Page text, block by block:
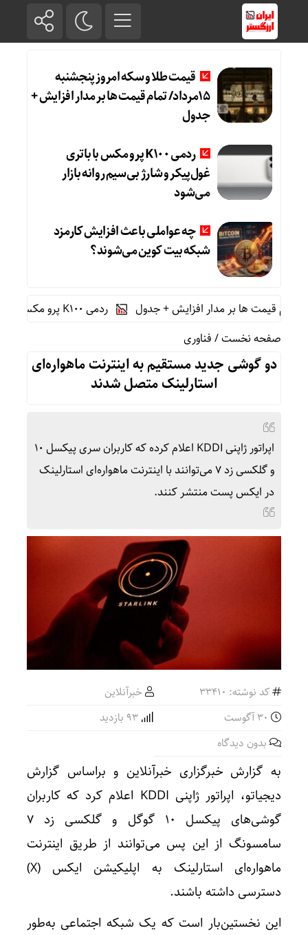
قیمت طلا و سکه امروز پنجشنبه
15مرداد/ تمام قیمت ها بر مدار افزایش +
جدول
ردمی K100 پرو مکس با باتری
غول‌پیکر و شارژ بی‌سیم روانه بازار
می‌شود
چه عواملی باعث افزایش کارمزد
شبکه بیت کوین می‌شوند؟
ردمی K100 پرو مکس با باتری غول‌پیکر و شارژ بی‌سیم روانه بازار می‌شود
صفحه نخست/فناوری
دو گوشی جدید مستقیم به اینترنت ماهواره‌ای
استارلینک متصل شدند
اپراتور ژاپنی KDDI اعلام کرده که کاربران سری پیکسل ۱۰
و گلکسی زد ۷ می‌توانند با اینترنت ماهواره‌ای استارلینک
در ایکس پست منتشر کنند.
کد نوشته: 33410
خبرآنلاین
بدون دیدگاه
به گزارش خبرگزاری خبرآنلاین و براساس گزارش
دیجیاتو، اپراتور ژاپنی KDDI اعلام کرد که کاربران
گوشی‌های پیکسل ۱۰ گوگل و گلکسی زد ۷
سامسونگ از این پس می‌توانند از طریق اینترنت
ماهواره‌ای استارلینک به اپلیکیشن ایکس (X)
دسترسی داشته باشند.
این نخستین‌بار است که یک شبکه اجتماعی به‌طور